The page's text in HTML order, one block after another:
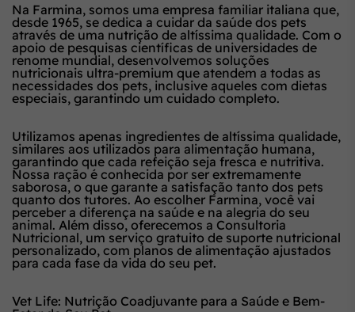
Na Farmina, somos uma empresa familiar italiana que,
desde 1965, se dedica a cuidar da saúde dos pets
através de uma nutrição de altíssima qualidade. Com o
apoio de pesquisas científicas de universidades de
renome mundial, desenvolvemos soluções
nutricionais ultra-premium que atendem a todas as
necessidades dos pets, inclusive aqueles com dietas
especiais, garantindo um cuidado completo.
Utilizamos apenas ingredientes de altíssima qualidade,
similares aos utilizados para alimentação humana,
garantindo que cada refeição seja fresca e nutritiva.
Nossa ração é conhecida por ser extremamente
saborosa, o que garante a satisfação tanto dos pets
quanto dos tutores. Ao escolher Farmina, você vai
perceber a diferença na saúde e na alegria do seu
animal. Além disso, oferecemos a Consultoria
Nutricional, um serviço gratuito de suporte nutricional
personalizado, com planos de alimentação ajustados
para cada fase da vida do seu pet.
Vet Life: Nutrição Coadjuvante para a Saúde e Bem-